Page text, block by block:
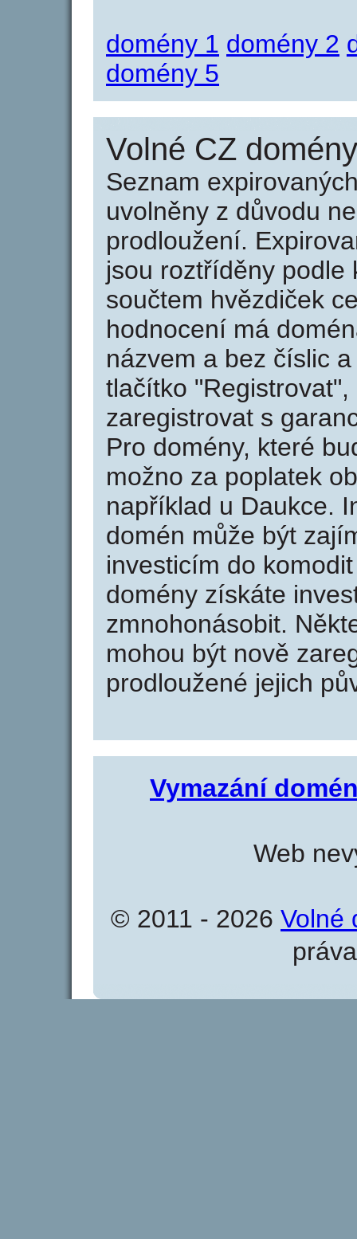
domény 1 domény 2
domény 5
Volné CZ
Seznam
uvolněny z důvodu
prodloužení.
jsou roztříděny podle
součtem hvězdiček
hodnocení má
názvem a bez číslic
tlačítko
zaregistrovat s
Pro domény, které
možno za poplatek
například u Daukce.
domén může být
investicím do
domény získáte
zmnohonásobit.
mohou být nově
prodloužené jejich
Vymazání
Web
© 2011 - 2026 Volné